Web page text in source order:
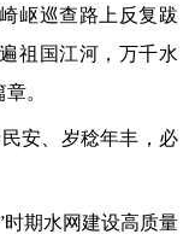
岖巡查路上反复跋
祖国江河，万千水
。
安、岁稔年丰，必
期水网建设高质量